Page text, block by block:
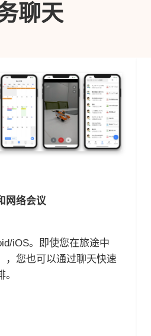
聊天
网络会议
iOS。即使您在旅途中
，您也可以通过聊天快速